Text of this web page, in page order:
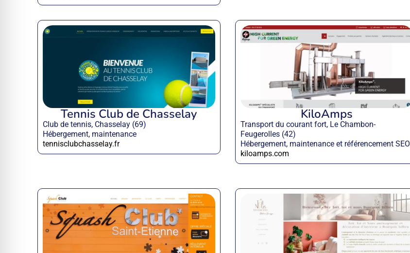
Tennis Club de Chasselay
Club de tennis, Chasselay (69)
Hébergement, maintenance
tennisclubchasselay.fr
KiloAmps
Transport du courant fort, Le Chambon-
Feugerolles (42)
Hébergement, maintenance et référencement SEO
kiloamps.com